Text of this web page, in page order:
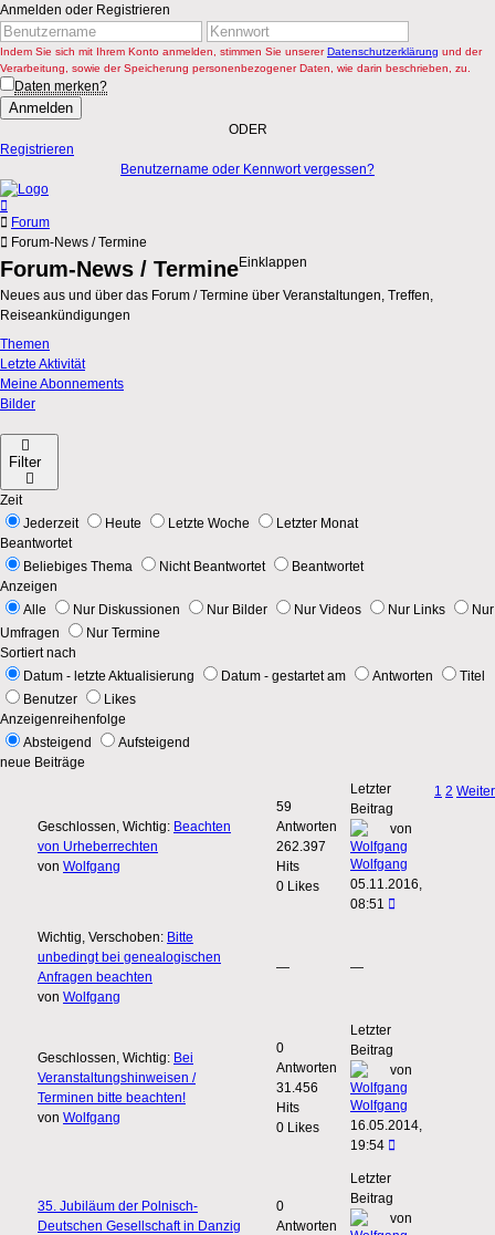
Anmelden oder Registrieren
Indem Sie sich mit Ihrem Konto anmelden, stimmen Sie unsererDatenschutzerklärung und der
Verarbeitung, sowie der Speicherung personenbezogener Daten, wie darin beschrieben, zu.
Daten merken?
Anmelden
ODER
Registrieren
Benutzername oder Kennwort vergessen?
Forum
Forum-News / Termine
Forum-News / TermineEinklappen
Neues aus und über das Forum / Termine über Veranstaltungen, Treffen,
Reiseankündigungen
Themen
Letzte Aktivität
Meine Abonnements
Bilder
Filter
Zeit
Jederzeit
Heute Letzte Woche
Letzter Monat
Beantwortet
Beliebiges Thema
Nicht Beantwortet
Beantwortet
Anzeigen
Alle
Nur Diskussionen Nur Bilder Nur Videos Nur Links
Nur
Umfragen
Nur Termine
Sortiert nach
Datum - letzte Aktualisierung
Datum - gestartet am Antworten
Titel
Benutzer
Likes
Anzeigenreihenfolge
Absteigend
Aufsteigend
neue Beiträge
1 2 Weiter
Geschlossen, Wichtig: Beachten
von Urheberrechten
von Wolfgang
59
Antworten
262.397
Hits
0 Likes
Letzter
Beitrag
von
Wolfgang
05.11.2016,
08:51
Wichtig, Verschoben: Bitte
unbedingt bei genealogischen
Anfragen beachten
von Wolfgang
— —
Geschlossen, Wichtig: Bei
Veranstaltungshinweisen /
Terminen bitte beachten!
von Wolfgang
0
Antworten
31.456
Hits
0 Likes
Letzter
Beitrag
von
Wolfgang
16.05.2014,
19:54
35. Jubiläum der Polnisch-
Deutschen Gesellschaft in Danzig
0
Antworten
Letzter
Beitrag
von